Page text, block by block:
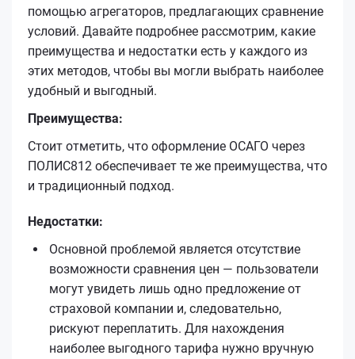
помощью агрегаторов, предлагающих сравнение
условий. Давайте подробнее рассмотрим, какие
преимущества и недостатки есть у каждого из
этих методов, чтобы вы могли выбрать наиболее
удобный и выгодный.
Преимущества:
Стоит отметить, что оформление ОСАГО через
ПОЛИС812 обеспечивает те же преимущества, что
и традиционный подход.
Недостатки:
Основной проблемой является отсутствие
возможности сравнения цен — пользователи
могут увидеть лишь одно предложение от
страховой компании и, следовательно,
рискуют переплатить. Для нахождения
наиболее выгодного тарифа нужно вручную